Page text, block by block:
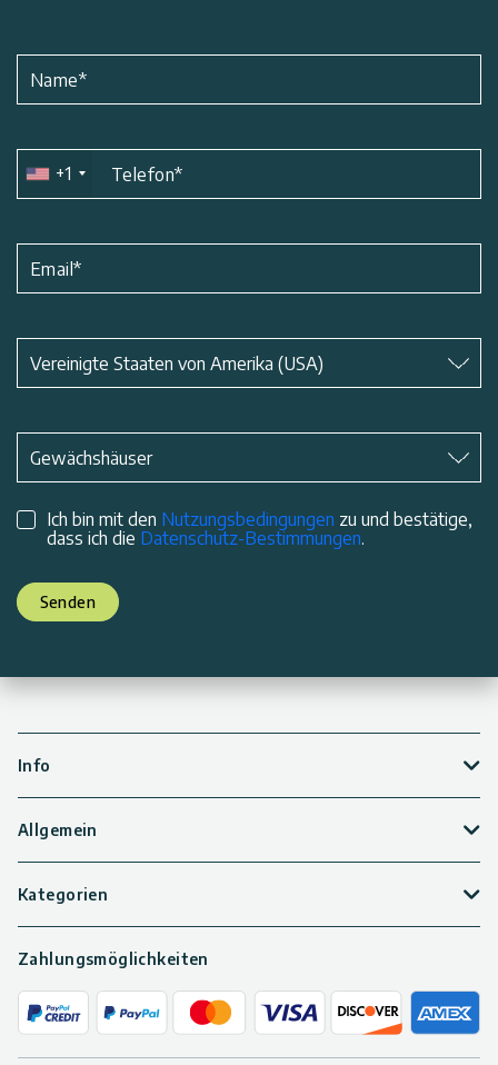
Name*
+1 Telefon*
Email*
Vereinigte Staaten von Amerika (USA)
Gewächshäuser
Ich bin mit den Nutzungsbedingungen zu und bestätige,
dass ich die Datenschutz-Bestimmungen.
Senden
Info
Allgemein
Kategorien
Zahlungsmöglichkeiten